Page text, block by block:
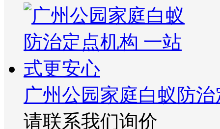
广州公园家庭白蚁防
请联系我们询价